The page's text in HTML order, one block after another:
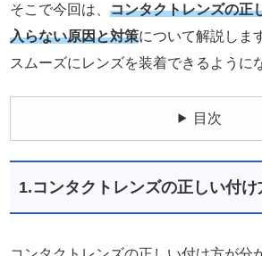
そこで今回は、 コンタクトレンズの正
入らない原因と対策について解説しま
スムーズにレンズを装着できるように
目次
1.コンタクトレンズの正しい付け